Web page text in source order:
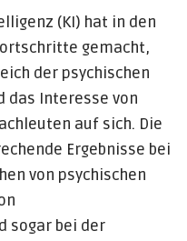
(KI) hat in den
gemacht,
der psychischen
das Interesse von
auf sich. Die
Ergebnisse bei
von psychischen
sogar bei der